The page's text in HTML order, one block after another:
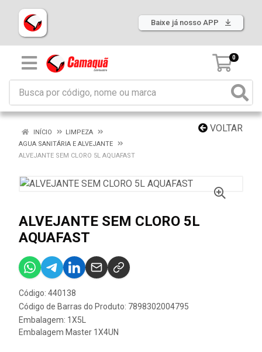
Baixe já nosso APP
0
VOLTAR
INÍCIO
LIMPEZA
AGUA SANITÁRIA E ALVEJANTE
ALVEJANTE SEM CLORO 5L AQUAFAST
ALVEJANTE SEM CLORO 5L
AQUAFAST
Código: 440138
Código de Barras do Produto: 7898302004795
Embalagem: 1X5L
Embalagem Master 1X4UN